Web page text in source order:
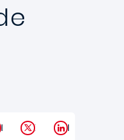
Instagram
X LinkedIn